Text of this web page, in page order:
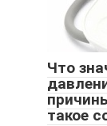
Что
такое